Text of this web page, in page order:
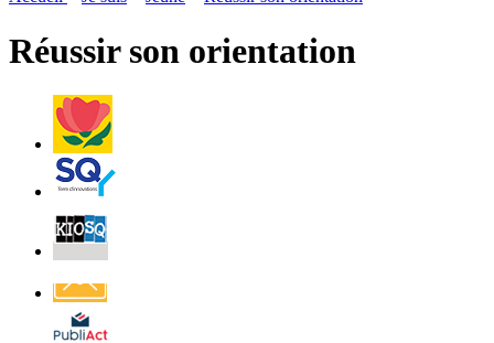
page
Réussir son orientation
Villes
et
Villages
Fleuris
Saint-
Quentin
Billetterie
Affichage
légal